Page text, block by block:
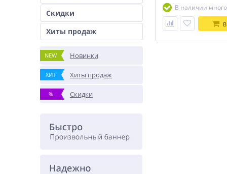
Скидки
Хиты продаж
NEW Новинки
ХИТ Хиты продаж
% Скидки
В наличии много